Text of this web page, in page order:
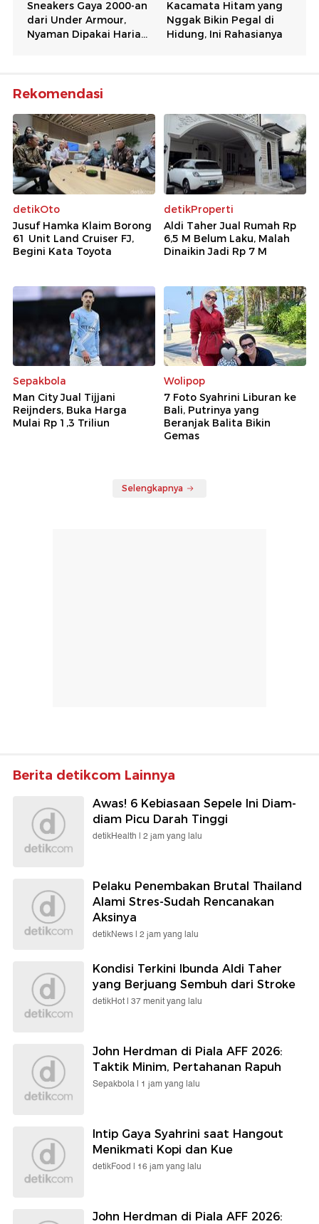
Rekomendasi
detikOto
Jusuf Hamka Klaim Borong
61 Unit Land Cruiser FJ,
Begini Kata Toyota
detikProperti
Aldi Taher Jual Rumah Rp
6,5 M Belum Laku, Malah
Dinaikin Jadi Rp 7 M
Sepakbola
Man City Jual Tijjani
Reijnders, Buka Harga
Mulai Rp 1,3 Triliun
Wolipop
7 Foto Syahrini Liburan ke
Bali, Putrinya yang
Beranjak Balita Bikin
Gemas
Selengkapnya
Berita detikcom Lainnya
Awas! 6 Kebiasaan Sepele Ini Diam-
diam Picu Darah Tinggi
detikHealth | 2 jam yang lalu
Pelaku Penembakan Brutal Thailand
Alami Stres-Sudah Rencanakan
Aksinya
detikNews | 2 jam yang lalu
Kondisi Terkini Ibunda Aldi Taher
yang Berjuang Sembuh dari Stroke
detikHot | 37 menit yang lalu
John Herdman di Piala AFF 2026:
Taktik Minim, Pertahanan Rapuh
Sepakbola | 1 jam yang lalu
Intip Gaya Syahrini saat Hangout
Menikmati Kopi dan Kue
detikFood | 16 jam yang lalu
John Herdman di Piala AFF 2026: